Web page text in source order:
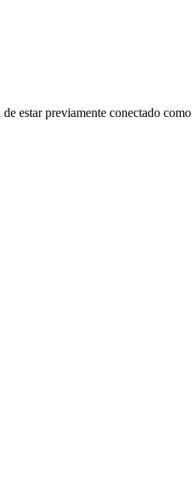
estar previamente conectado como